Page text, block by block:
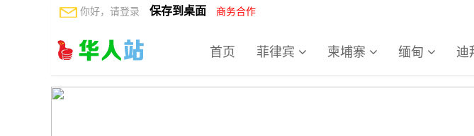
首页 菲律宾 柬埔寨 缅甸 迪
你好，请登录 保存到桌面 商务合作